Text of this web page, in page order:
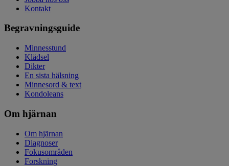
Kontakt
Begravningsguide
Minnesstund
Klädsel
Dikter
En sista hälsning
Minnesord & text
Kondoleans
Om hjärnan
Om hjärnan
Diagnoser
Fokusområden
Forskning